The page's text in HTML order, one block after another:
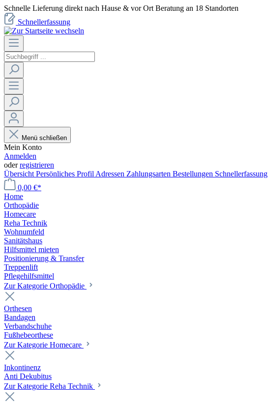
Schnelle Lieferung direkt nach Hause & vor Ort Beratung an 18 Standorten
Schnellerfassung
Menü schließen
Mein Konto
Anmelden
oderregistrieren
Übersicht Persönliches Profil Adressen Zahlungsarten Bestellungen Schnellerfassung
0,00 €*
Home
Orthopädie
Homecare
Reha Technik
Wohnumfeld
Sanitätshaus
Hilfsmittel mieten
Positionierung & Transfer
Treppenlift
Pflegehilfsmittel
Zur Kategorie Orthopädie
Orthesen
Bandagen
Verbandschuhe
Fußhebeorthese
Zur Kategorie Homecare
Inkontinenz
Anti Dekubitus
Zur Kategorie Reha Technik